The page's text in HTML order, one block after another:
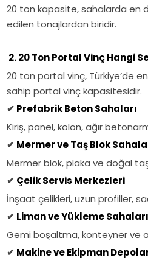
20 ton kapasite, sahalarda en
edilen tonajlardan biridir.
2. 20 Ton Portal Vinç Hangi
20 ton portal vinç, Türkiye’de
sahip portal vinç kapasitesidir.
✔ Prefabrik Beton Sahaları
Kiriş, panel, kolon, ağır
✔ Mermer ve Taş Blok
Mermer blok, plaka ve doğal
✔ Çelik Servis Merkezleri
İnşaat çelikleri, uzun profiller,
✔ Liman ve Yükleme Sahaları
Gemi boşaltma, konteyner ve
✔ Makine ve Ekipman